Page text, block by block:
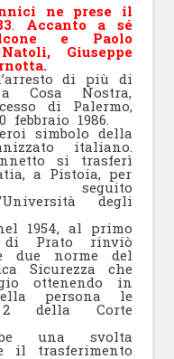
ne prese il
Accanto a sé
e Paolo
Giuseppe
di più di
Cosa Nostra,
di Palermo,
1986.
simbolo della
italiano.
si trasferì
a Pistoia, per
seguito
degli
1954, al primo
di Prato rinviò
due norme del
Sicurezza che
ottenendo in
persona le
della Corte
una svolta
il trasferimento